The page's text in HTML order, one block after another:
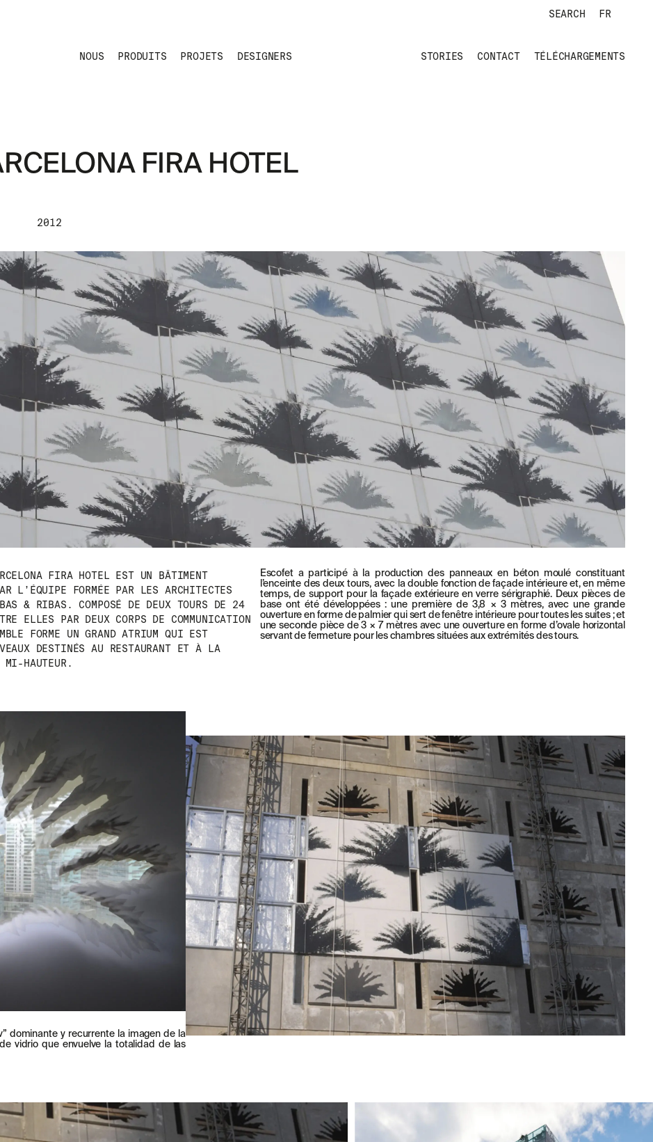
SEARCH FR
NOUS PRODUITS PROJETS DESIGNERS STORIES CONTACT TÉLÉCHARGEMENTS
FIRA HOTEL
2012
FIRA HOTEL EST UN BÂTIMENT
L’ÉQUIPE FORMÉE PAR LES ARCHITECTES
& RIBAS. COMPOSÉ DE DEUX TOURS DE 24
ELLES PAR DEUX CORPS DE COMMUNICATION
FORME UN GRAND ATRIUM QUI EST
DESTINÉS AU RESTAURANT ET À LA
HAUTEUR.
Escofet a participé à la production des panneaux en béton moulé constituant
l’enceinte des deux tours, avec la double fonction de façade intérieure et, en même
temps, de support pour la façade extérieure en verre sérigraphié. Deux pièces de
base ont été développées : une première de 3,8 × 3 mètres, avec une grande
ouverture en forme de palmier qui sert de fenêtre intérieure pour toutes les suites ; et
une seconde pièce de 3 × 7 mètres avec une ouverture en forme d’ovale horizontal
servant de fermeture pour les chambres situées aux extrémités des tours.
dominante y recurrente la imagen de la
vidrio que envuelve la totalidad de las
RRSS
IG
IN
FB
VIMEO
NEWSLETTER
NEWSLETTER
RECEVEZ NOS DERNIÈRES ACTUALITÉS EN VOUS ABONNANT À NOTRE NEWSLETTER.
ENVOYER
J'AI LU ET J'ACCEPTELA POLITIQUE DE CONFIDENTIALITÉ.
WE ARE MOLINS
LÉGAL
MENTIONS
LÉGALES
POLITIQUE DE
COOKIES
POLITIQUE DE
CONFIDENTIALITÉ
CANAL ÉTHIQUE
CRÉDITS